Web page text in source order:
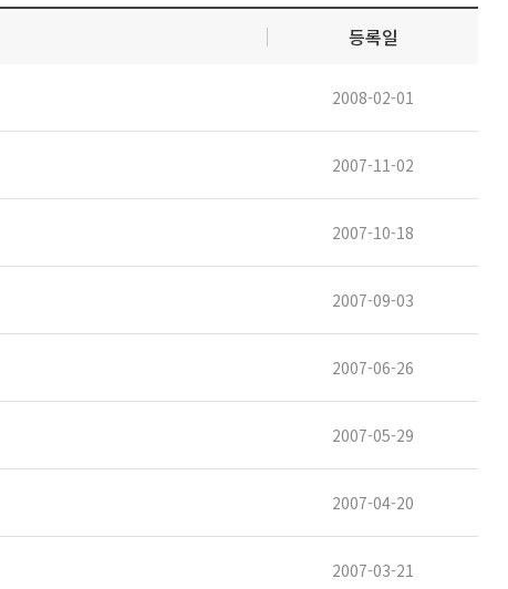
등록일
2008-02-01
2007-11-02
2007-10-18
2007-09-03
2007-06-26
2007-05-29
2007-04-20
2007-03-21